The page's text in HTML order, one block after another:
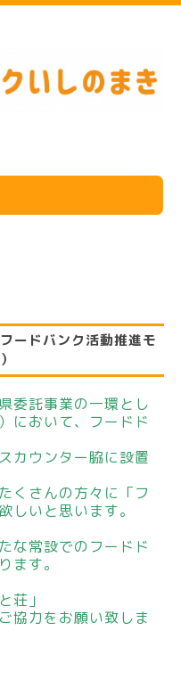
ードバンク活動推進モ
委託事業の一環とし
において、フードド
カウンター脇に設置
くさんの方々に「フ
しいと思います。
な常設でのフードド
ます。
荘」
協力をお願い致しま